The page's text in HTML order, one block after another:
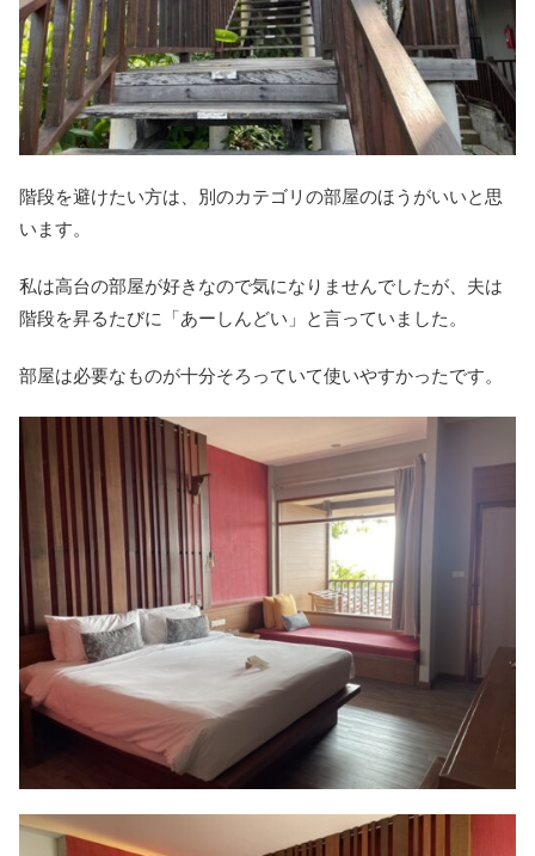
階段を避けたい方は、別のカテゴリの部屋のほうがいいと思
います。
私は高台の部屋が好きなので気になりませんでしたが、夫は
階段を昇るたびに「あーしんどい」と言っていました。
部屋は必要なものが十分そろっていて使いやすかったです。